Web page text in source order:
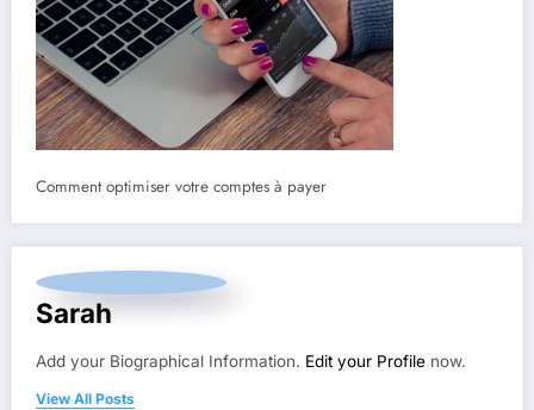
Comment optimiser votre comptes à payer
Sarah
Add your Biographical Information. Edit your Profile now.
View All Posts